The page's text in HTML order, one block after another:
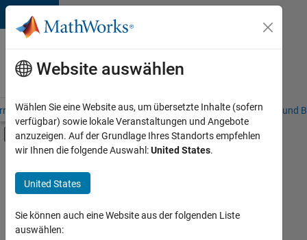
Weiter zum Inhalt
Karriere
bei
MathWorks
– Übersicht Stellensuche Niederlassungen Studierende und
Umschaltung für Off-Canvas-
Hauptinhalt
Information Technology
Derzeit
gibt
Website auswählen
Wählen Sie eine Website aus, um übersetzte Inhalte (sofern
verfügbar) sowie lokale Veranstaltungen und Angebote
anzuzeigen. Auf der Grundlage Ihres Standorts empfehlen
wir Ihnen die folgende Auswahl:United States.
United States
Sie können auch eine Website aus der folgenden Liste
auswählen: